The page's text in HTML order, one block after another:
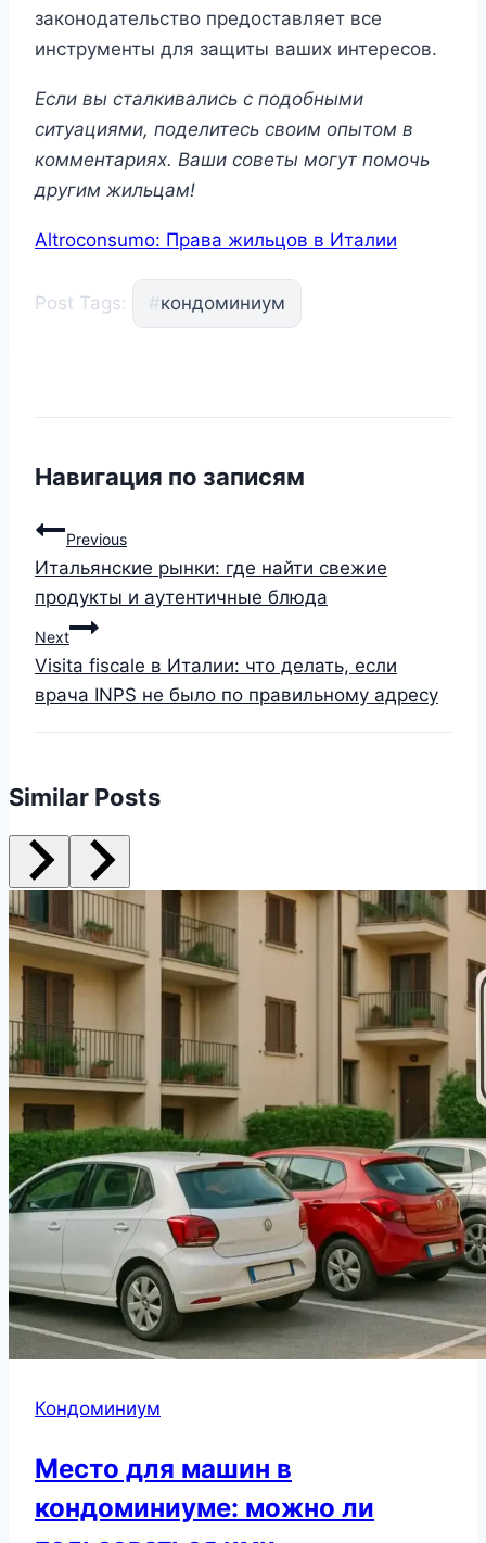
законодательство предоставляет все
инструменты для защиты ваших интересов.
Если вы сталкивались с подобными
ситуациями, поделитесь своим опытом в
комментариях. Ваши советы могут помочь
другим жильцам!
Altroconsumo: Права жильцов в Италии
Post Tags: #кондоминиум
Навигация по записям
Previous
Итальянские рынки: где найти свежие
продукты и аутентичные блюда
Next
Visita fiscale в Италии: что делать, если
врача INPS не было по правильному адресу
Similar Posts
Кондоминиум
Место для машин в
кондоминиуме: можно ли